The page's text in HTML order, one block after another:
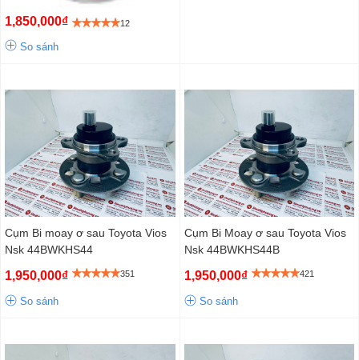
1,850,000₫ 12
So sánh
Cụm Bi moay ơ sau Toyota Vios
Nsk 44BWKHS44
1,950,000₫ 351
So sánh
Cụm Bi Moay ơ sau Toyota Vios
Nsk 44BWKHS44B
1,950,000₫ 421
So sánh